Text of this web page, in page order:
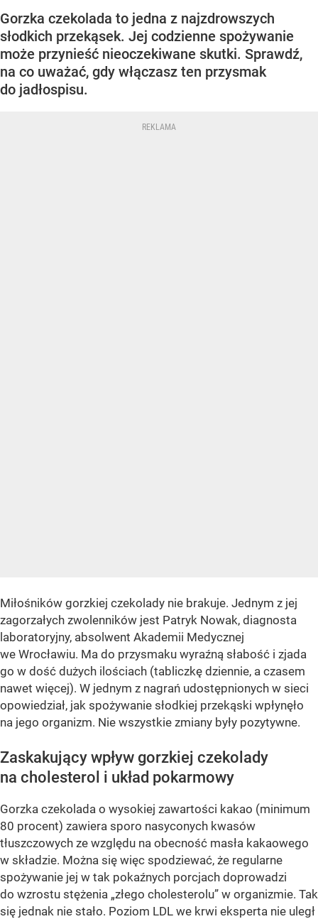
Gorzka czekolada to jedna z najzdrowszych
słodkich przekąsek. Jej codzienne spożywanie
może przynieść nieoczekiwane skutki. Sprawdź,
na co uważać, gdy włączasz ten przysmak
do jadłospisu.
Miłośników gorzkiej czekolady nie brakuje. Jednym z jej
zagorzałych zwolenników jest Patryk Nowak, diagnosta
laboratoryjny, absolwent Akademii Medycznej
we Wrocławiu. Ma do przysmaku wyraźną słabość i zjada
go w dość dużych ilościach (tabliczkę dziennie, a czasem
nawet więcej). W jednym z nagrań udostępnionych w sieci
opowiedział, jak spożywanie słodkiej przekąski wpłynęło
na jego organizm. Nie wszystkie zmiany były pozytywne.
Zaskakujący wpływ gorzkiej czekolady
na cholesterol i układ pokarmowy
Gorzka czekolada o wysokiej zawartości kakao (minimum
80 procent) zawiera sporo nasyconych kwasów
tłuszczowych ze względu na obecność masła kakaowego
w składzie. Można się więc spodziewać, że regularne
spożywanie jej w tak pokaźnych porcjach doprowadzi
do wzrostu stężenia „złego cholesterolu” w organizmie. Tak
się jednak nie stało. Poziom LDL we krwi eksperta nie uległ